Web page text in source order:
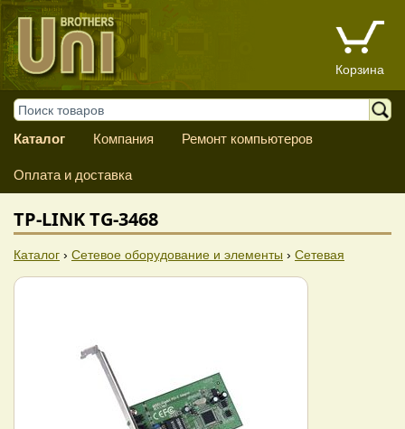
Корзина
Каталог Компания Ремонт компьютеров
Оплата и доставка
TP-LINK TG-3468
Каталог › Сетевое оборудование и элементы › Сетевая